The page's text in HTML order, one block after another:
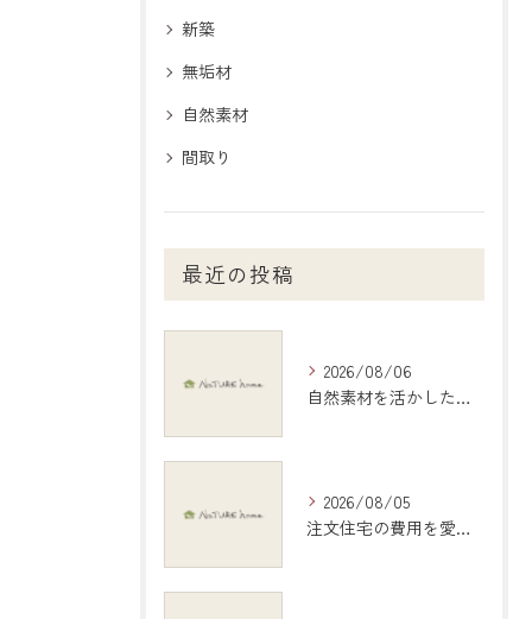
新築
無垢材
自然素材
間取り
最近の投稿
2026/08/06
自然素材を活かしたインテリアで愛知県稲沢市の暮らしを心地よくする選び方ガイド
2026/08/05
注文住宅の費用を愛知県江南市で現実的に把握する具体的シミュレーション